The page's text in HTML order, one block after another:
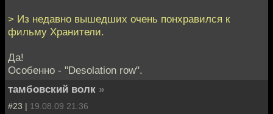
> Из недавно вышедших очень понхравился к
фильму Хранители.
Да!
Особенно - "Desolation row".
тамбовский волк »
#23 | 19.08.09 21:36